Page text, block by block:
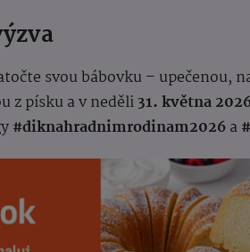
svou bábovku – upečenou,
z písku a v neděli31. května
#diknahradnimrodinam2026a